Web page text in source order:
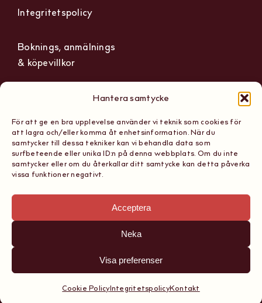
Hantera samtycke
För att ge en bra upplevelse använder vi teknik som cookies för
att lagra och/eller komma åt enhetsinformation. När du
samtycker till dessa tekniker kan vi behandla data som
surfbeteende eller unika ID:n på denna webbplats. Om du inte
samtycker eller om du återkallar ditt samtycke kan detta påverka
vissa funktioner negativt.
Acceptera
Neka
Visa preferenser
Cookie PolicyIntegritetspolicyKontakt
Integritetspolicy
Boknings, anmälnings
& köpevillkor
The Wine Hub
Scandinavian School of
Sommeliers AB
Sibyllegatan 15, 11442
Org nummer: 559236-1165
Tel: 08 867 161
Copyright 2026, The Wine Hub Scandinavian School of